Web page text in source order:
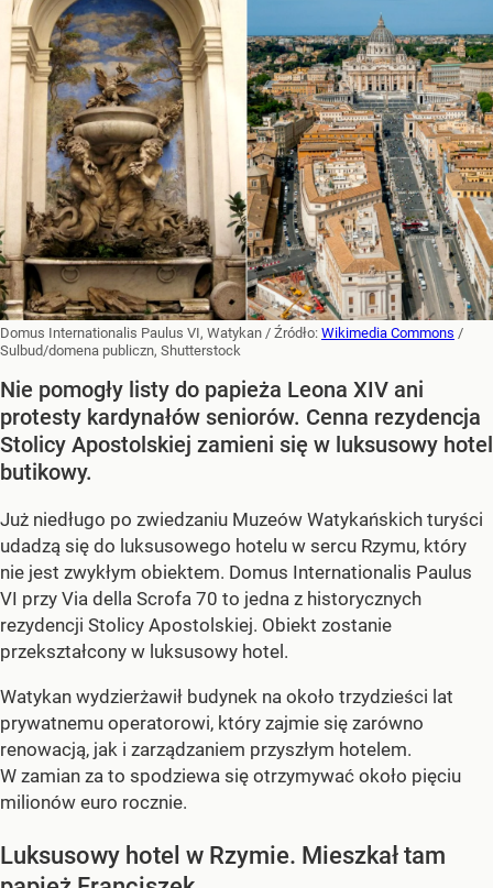
Domus Internationalis Paulus VI, Watykan / Źródło: Wikimedia Commons /
Sulbud/domena publiczn, Shutterstock
Nie pomogły listy do papieża Leona XIV ani
protesty kardynałów seniorów. Cenna rezydencja
Stolicy Apostolskiej zamieni się w luksusowy hotel
butikowy.
Już niedługo po zwiedzaniu Muzeów Watykańskich turyści
udadzą się do luksusowego hotelu w sercu Rzymu, który
nie jest zwykłym obiektem. Domus Internationalis Paulus
VI przy Via della Scrofa 70 to jedna z historycznych
rezydencji Stolicy Apostolskiej. Obiekt zostanie
przekształcony w luksusowy hotel.
Watykan wydzierżawił budynek na około trzydzieści lat
prywatnemu operatorowi, który zajmie się zarówno
renowacją, jak i zarządzaniem przyszłym hotelem.
W zamian za to spodziewa się otrzymywać około pięciu
milionów euro rocznie.
Luksusowy hotel w Rzymie. Mieszkał tam